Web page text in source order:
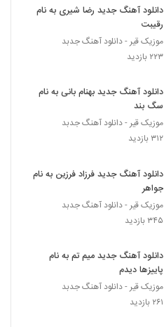
دانلود آهنگ جدید رضا شیری به نام
رقیبت
موزیک قیر - دانلود آهنگ جدبد
۲۲۳ بازدید
دانلود آهنگ جدید بهنام بانی به نام
سگ بند
موزیک قیر - دانلود آهنگ جدبد
۳۱۲ بازدید
دانلود آهنگ جدید فرزاد فرزین به نام
جواهر
موزیک قیر - دانلود آهنگ جدبد
۳۴۵ بازدید
دانلود آهنگ جدید میم تم به نام
پاییزها دیدم
موزیک قیر - دانلود آهنگ جدبد
۲۶۱ بازدید